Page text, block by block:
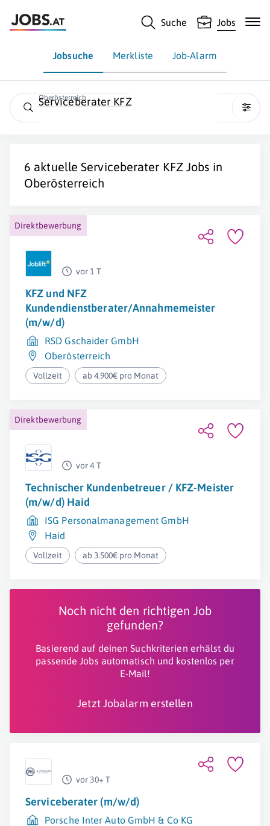
Suche Jobs
Jobsuche Merkliste Job-Alarm
Oberösterreich
Serviceberater KFZ
6 aktuelleServiceberater KFZJobs in
Oberösterreich
Direktbewerbung
vor 1 T
KFZ und NFZ
Kundendienstberater/Annahmemeister
(m/w/d)
RSD Gschaider GmbH
Oberösterreich
Vollzeit ab 4.900€ pro Monat
Direktbewerbung
vor 4 T
Technischer Kundenbetreuer / KFZ-Meister
(m/w/d) Haid
ISG Personalmanagement GmbH
Haid
Vollzeit ab 3.500€ pro Monat
Noch nicht den richtigen Job
gefunden?
Basierend auf deinen Suchkriterien erhälst du
passende Jobs automatisch und kostenlos per
E-Mail!
Jetzt Jobalarm erstellen
vor 30+ T
Serviceberater (m/w/d)
Porsche Inter Auto GmbH & Co KG